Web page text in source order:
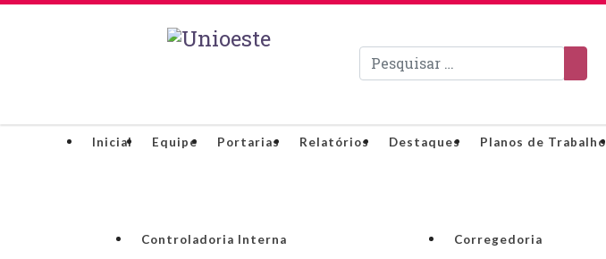
Pesquisar
Inicial Equipe Portarias Relatórios Destaques Planos de Trabalho
Controladoria Interna
Corregedoria